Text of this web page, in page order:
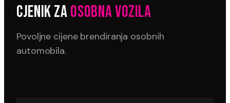
CJENIK ZAOSOBNA VOZILA
Povoljne cijene brendiranja osobnih
automobila.